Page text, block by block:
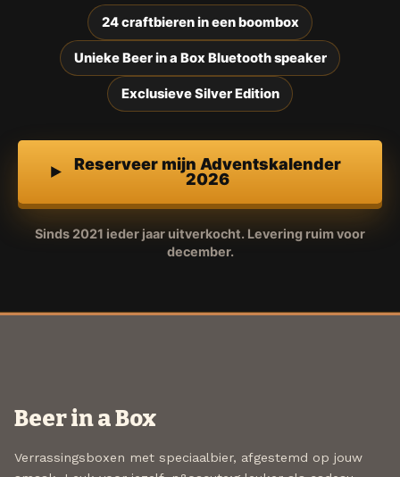
24 craftbieren in een boombox
Unieke Beer in a Box Bluetooth speaker
Exclusieve Silver Edition
Reserveer mijn Adventskalender
2026
Sinds 2021 ieder jaar uitverkocht. Levering ruim voor
december.
Beer in a Box
Verrassingsboxen met speciaalbier, afgestemd op jouw